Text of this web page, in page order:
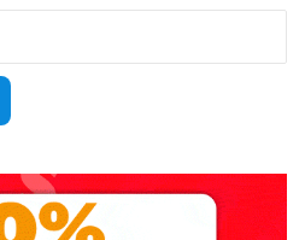
de cuerpos chocando, de
sin estatuto ni
una certeza: no todo debía ser
igual. Suena más lejos.
desde una ruta vacía, al